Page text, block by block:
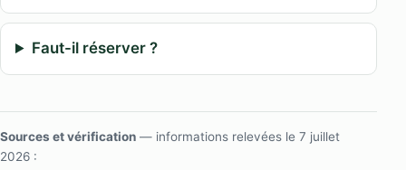
Faut-il réserver ?
Sources et vérification — informations relevées le 7 juillet
2026 :